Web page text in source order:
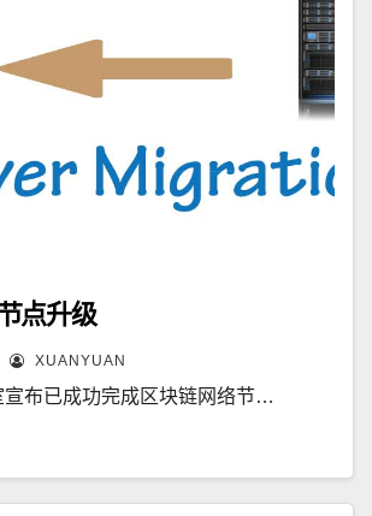
点升级
XUANYUAN
宣布已成功完成区块链网络节…